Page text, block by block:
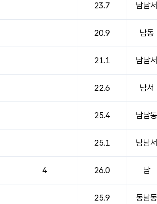
23.7 남남서
20.9 남동
21.1 남남서
22.6 남서
25.4 남남동
25.1 남남서
4 26.0 남
25.9 동남동